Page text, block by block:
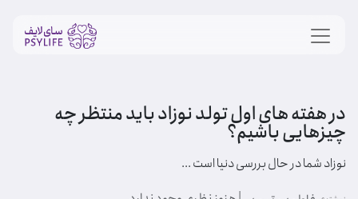
در هفته های اول تولد نوزاد باید منتظر چه
چیزهایی باشیم؟
نوزاد شما در حال بررسی دنیا است ...